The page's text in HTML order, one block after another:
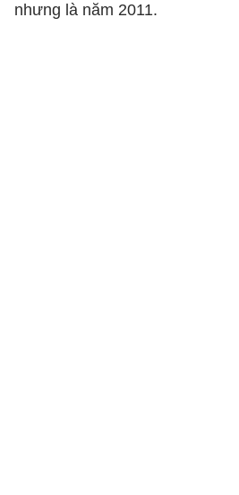
nhưng là năm 2011.